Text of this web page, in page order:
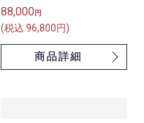
ドバンドルータ αZX
【中古】
88,000 円
(税込 96,800円)
商品詳細